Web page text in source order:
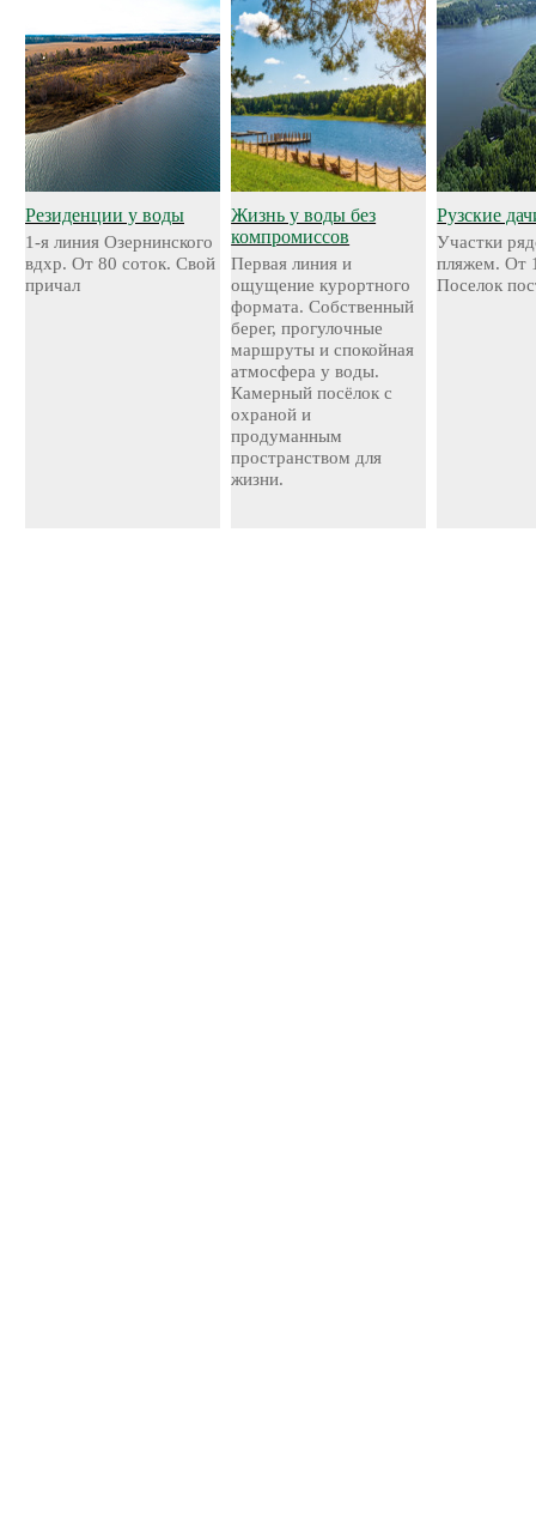
Резиденции у воды
1-я линия Озернинского
вдхр. От 80 соток. Свой
причал
Жизнь у воды без
компромиссов
Первая линия и
ощущение курортного
формата. Собственный
берег, прогулочные
маршруты и спокойная
атмосфера у воды.
Камерный посёлок с
охраной и
продуманным
пространством для
жизни.
Рузские
Участки
пляжем. От
Поселок